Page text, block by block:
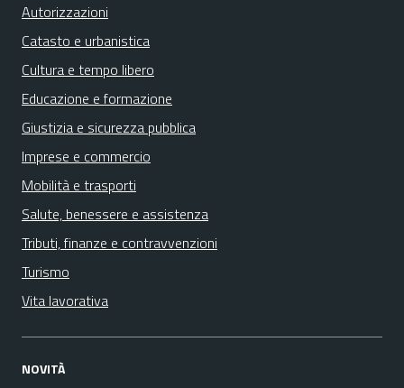
Autorizzazioni
Catasto e urbanistica
Cultura e tempo libero
Educazione e formazione
Giustizia e sicurezza pubblica
Imprese e commercio
Mobilità e trasporti
Salute, benessere e assistenza
Tributi, finanze e contravvenzioni
Turismo
Vita lavorativa
NOVITÀ